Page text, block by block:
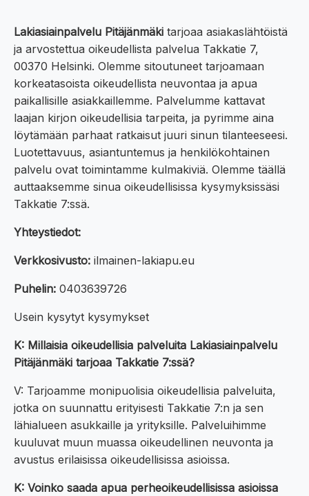
Lakiasiainpalvelu Pitäjänmäki tarjoaa asiakaslähtöistä
ja arvostettua oikeudellista palvelua Takkatie 7,
00370 Helsinki. Olemme sitoutuneet tarjoamaan
korkeatasoista oikeudellista neuvontaa ja apua
paikallisille asiakkaillemme. Palvelumme kattavat
laajan kirjon oikeudellisia tarpeita, ja pyrimme aina
löytämään parhaat ratkaisut juuri sinun tilanteeseesi.
Luotettavuus, asiantuntemus ja henkilökohtainen
palvelu ovat toimintamme kulmakiviä. Olemme täällä
auttaaksemme sinua oikeudellisissa kysymyksissäsi
Takkatie 7:ssä.
Yhteystiedot:
Verkkosivusto: ilmainen-lakiapu.eu
Puhelin: 0403639726
Usein kysytyt kysymykset
K: Millaisia oikeudellisia palveluita Lakiasiainpalvelu
Pitäjänmäki tarjoaa Takkatie 7:ssä?
V: Tarjoamme monipuolisia oikeudellisia palveluita,
jotka on suunnattu erityisesti Takkatie 7:n ja sen
lähialueen asukkaille ja yrityksille. Palveluihimme
kuuluvat muun muassa oikeudellinen neuvonta ja
avustus erilaisissa oikeudellisissa asioissa.
K: Voinko saada apua perheoikeudellisissa asioissa